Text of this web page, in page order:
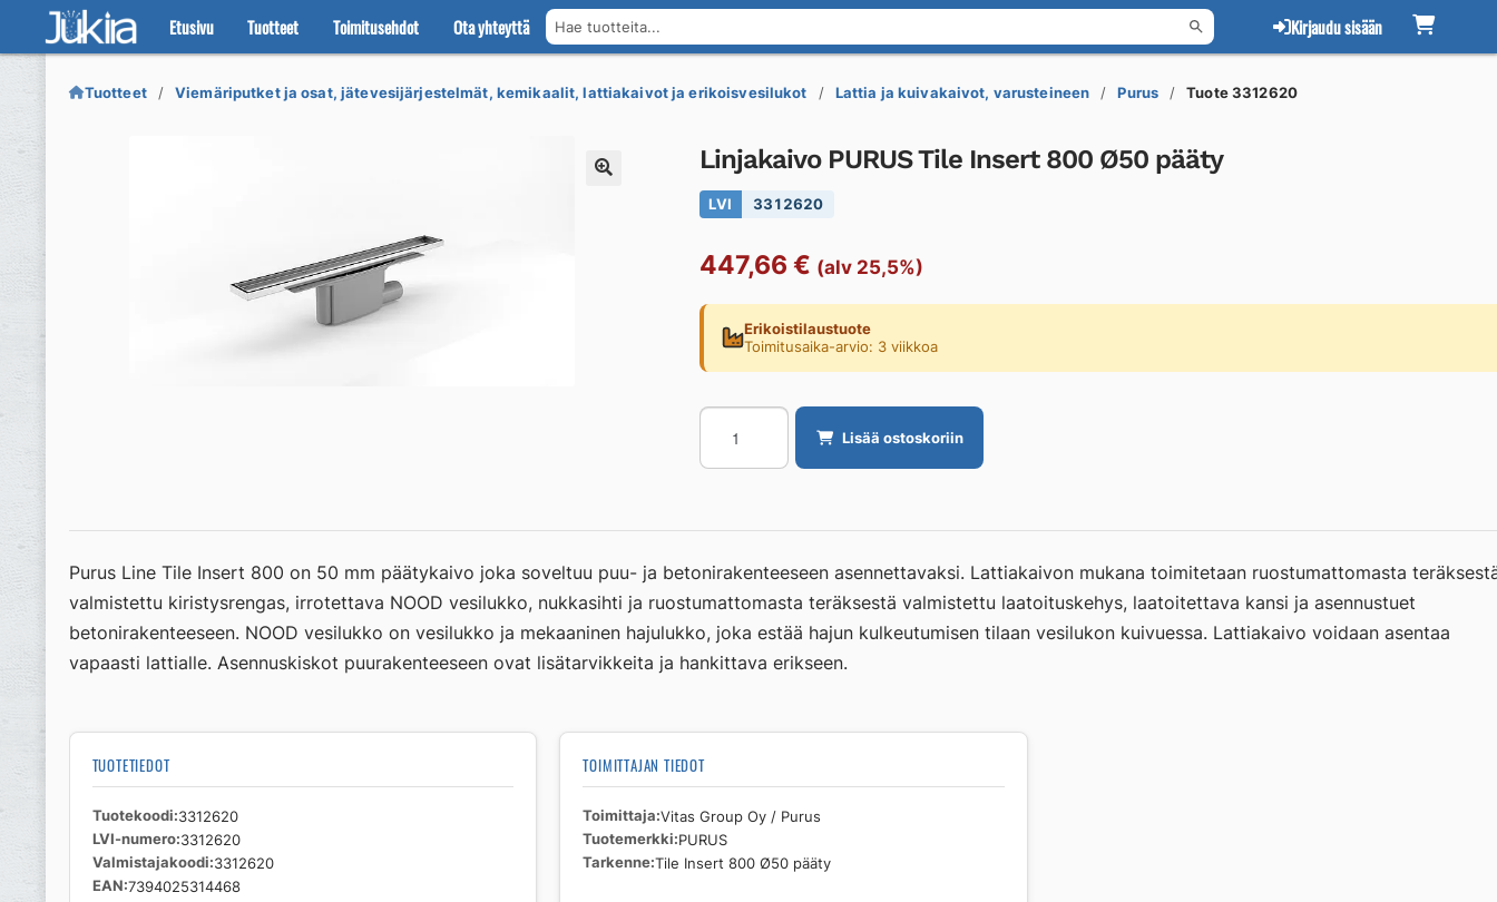
Etusivu Tuotteet Toimitusehdot Ota yhteyttä Hae tuotteita... Kirjaudu sisään
Siirry
navigointiin
Siirry
sisältöön
Tuotteet Viemäriputket ja osat, jätevesijärjestelmät, kemikaalit, lattiakaivot ja erikoisvesilukot Lattia ja kuivakaivot, varusteineen Purus Tuote 3312620
Linjakaivo PURUS Tile Insert 800 Ø50 pääty
LVI 3312620
447,66 € (alv 25,5%)
Erikoistilaustuote
Toimitusaika-arvio: 3 viikkoa
Linjakaivo
PURUS
Tile
800
pääty
määrä
Lisää ostoskoriin
Purus Line Tile Insert 800 on 50 mm päätykaivo joka soveltuu puu- ja betonirakenteeseen asennettavaksi. Lattiakaivon mukana toimitetaan ruostumattomasta
valmistettu kiristysrengas, irrotettava NOOD vesilukko, nukkasihti ja ruostumattomasta teräksestä valmistettu laatoituskehys, laatoitettava kansi ja asennustuet
betonirakenteeseen. NOOD vesilukko on vesilukko ja mekaaninen hajulukko, joka estää hajun kulkeutumisen tilaan vesilukon kuivuessa. Lattiakaivo voidaan asentaa
vapaasti lattialle. Asennuskiskot puurakenteeseen ovat lisätarvikkeita ja hankittava erikseen.
TUOTETIEDOT
Tuotekoodi 3312620
LVI-numero 3312620
Valmistajakoodi 3312620
EAN 7394025314468
TOIMITTAJAN TIEDOT
Toimittaja Vitas Group Oy / Purus
Tuotemerkki PURUS
Tarkenne Tile Insert 800 Ø50 pääty